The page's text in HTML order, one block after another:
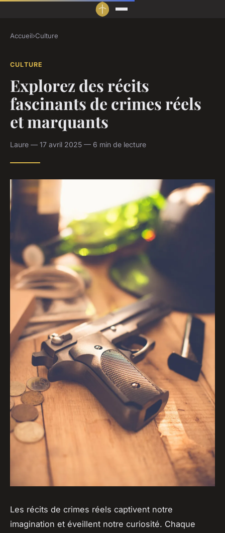
Accueil›Culture
CULTURE
Explorez des récits
fascinants de crimes réels
et marquants
Laure — 17 avril 2025 — 6 min de lecture
Les récits de crimes réels captivent notre
imagination et éveillent notre curiosité. Chaque